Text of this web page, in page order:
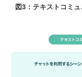
図3：テキストコミ